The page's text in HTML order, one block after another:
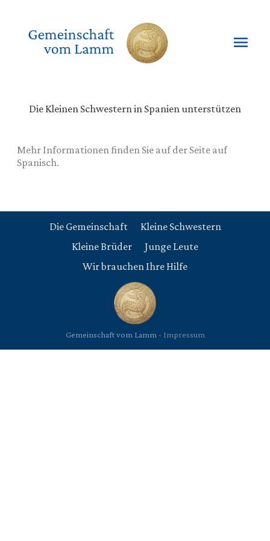
springen
Die Kleinen Schwestern in Spanien unterstützen
Mehr Informationen finden Sie auf der Seite auf
Spanisch.
Die Gemeinschaft
Kleine Schwestern
Kleine Brüder
Junge Leute
Wir brauchen Ihre Hilfe
Gemeinschaft vom Lamm - Impressum